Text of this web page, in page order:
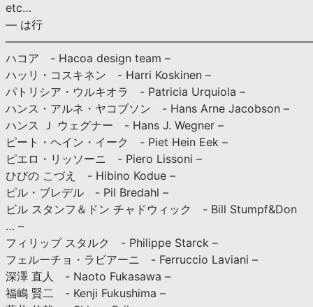
etc…
— は行
ハコア - Hacoa design team –
ハッリ・コスキネン - Harri Koskinen –
パトリシア・ウルキオラ - Patricia Urquiola –
ハンス・アルネ・ヤコブソン - Hans Arne Jacobson –
ハンス Ｊ ウェグナー - Hans J. Wegner –
ピート・ヘイン・イーク - Piet Hein Eek –
ピエロ・リッソーニ - Piero Lissoni –
ひびの こづえ - Hibino Kodue –
ピル・ブレデル - Pil Bredahl –
ビル スタンフ＆ドン チャドウィック - Bill Stumpf&Don
… –
フィリップ スタルク - Philippe Starck –
フェルーチョ・ラビアーニ - Ferruccio Laviani –
深澤 直人 - Naoto Fukasawa –
福嶋 賢二 - Kenji Fukushima –